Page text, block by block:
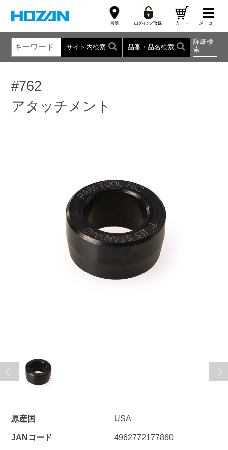
サイト内検索 品番・品名検索
詳細検
索
#762
アタッチメント
原産国 USA
JANコード 4962772177860